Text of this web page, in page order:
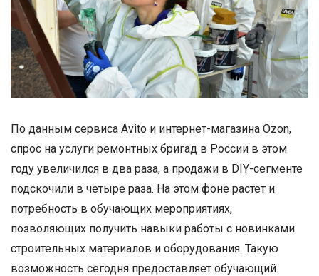
По данным сервиса Avito и интернет-магазина Ozon,
спрос на услуги ремонтных бригад в России в этом
году увеличился в два раза, а продажи в DIY-сегменте
подскочили в четыре раза. На этом фоне растет и
потребность в обучающих мероприятиях,
позволяющих получить навыки работы с новинками
строительных материалов и оборудования. Такую
возможность сегодня предоставляет обучающий